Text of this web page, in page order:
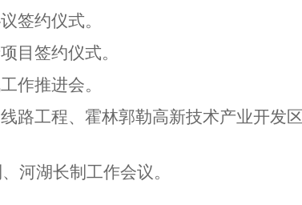
签约仪式。
目签约仪式。
作推进会。
路工程、霍林郭勒高新技术产业开发
河湖长制工作会议。